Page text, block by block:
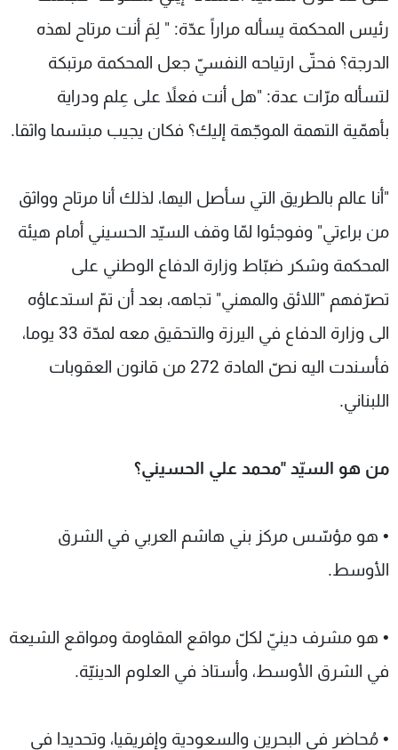
رئيس المحكمة يسأله مراراً عدّة: " لِمَ أنت مرتاح لهذه
الدرجة؟ فحتّى ارتياحه النفسيّ جعل المحكمة مرتبكة
لتسأله مرّات عدة: "هل أنت فعلاً على عِلم ودراية
بأهمّية التهمة الموجّهة إليك؟ فكان يجيب مبتسما واثقا.
"أنا عالم بالطريق التي سأصل اليها، لذلك أنا مرتاح وواثق
من براءتي" وفوجئوا لمّا وقف السيّد الحسيني أمام هيئة
المحكمة وشكر ضبّاط وزارة الدفاع الوطني على
تصرّفهم "اللائق والمهني" تجاهه، بعد أن تمّ استدعاؤه
الى وزارة الدفاع في اليرزة والتحقيق معه لمدّة 33 يوما،
فأسندت اليه نصّ المادة 272 من قانون العقوبات
اللبناني.
من هو السيّد "محمد علي الحسيني؟
• هو مؤسّس مركز بني هاشم العربي في الشرق
الأوسط.
• هو مشرف دينيّ لكلّ مواقع المقاومة ومواقع الشيعة
في الشرق الأوسط، وأستاذ في العلوم الدينيّة.
• مُحاضر في البحرين والسعودية وإفريقيا، وتحديدا في